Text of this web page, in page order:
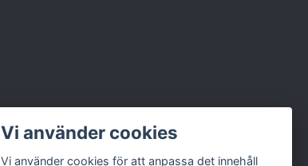
Vi använder cookies
Vi använder cookies för att anpassa det innehåll